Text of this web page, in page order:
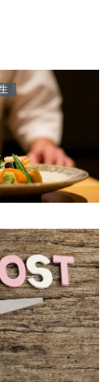
ィング｜ホテル